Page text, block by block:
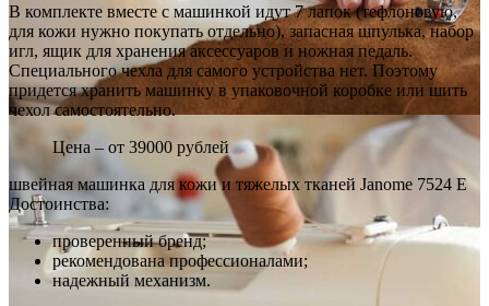
В комплекте вместе с машинкой идут 7 лапок (тефлоновую,
для кожи нужно покупать отдельно), запасная шпулька, набор
игл, ящик для хранения аксессуаров и ножная педаль.
Специального чехла для самого устройства нет. Поэтому
придется хранить машинку в упаковочной коробке или шить
чехол самостоятельно.
Цена – от 39000 рублей
швейная машинка для кожи и тяжелых тканей Janome 7524 E
Достоинства:
проверенный бренд;
рекомендована профессионалами;
надежный механизм.